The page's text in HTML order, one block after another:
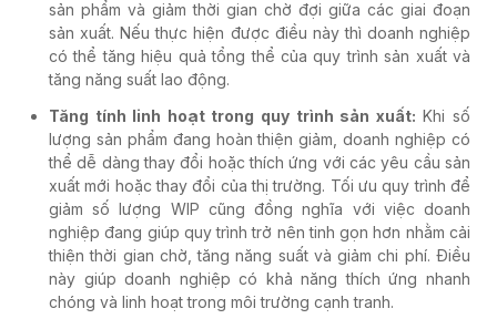
sản phẩm và giảm thời gian chờ đợi giữa các giai đoạn
sản xuất. Nếu thực hiện được điều này thì doanh nghiệp
có thể tăng hiệu quả tổng thể của quy trình sản xuất và
tăng năng suất lao động.
Tăng tính linh hoạt trong quy trình sản xuất: Khi số
lượng sản phẩm đang hoàn thiện giảm, doanh nghiệp có
thể dễ dàng thay đổi hoặc thích ứng với các yêu cầu sản
xuất mới hoặc thay đổi của thị trường. Tối ưu quy trình để
giảm số lượng WIP cũng đồng nghĩa với việc doanh
nghiệp đang giúp quy trình trở nên tinh gọn hơn nhằm cải
thiện thời gian chờ, tăng năng suất và giảm chi phí. Điều
này giúp doanh nghiệp có khả năng thích ứng nhanh
chóng và linh hoạt trong môi trường cạnh tranh.